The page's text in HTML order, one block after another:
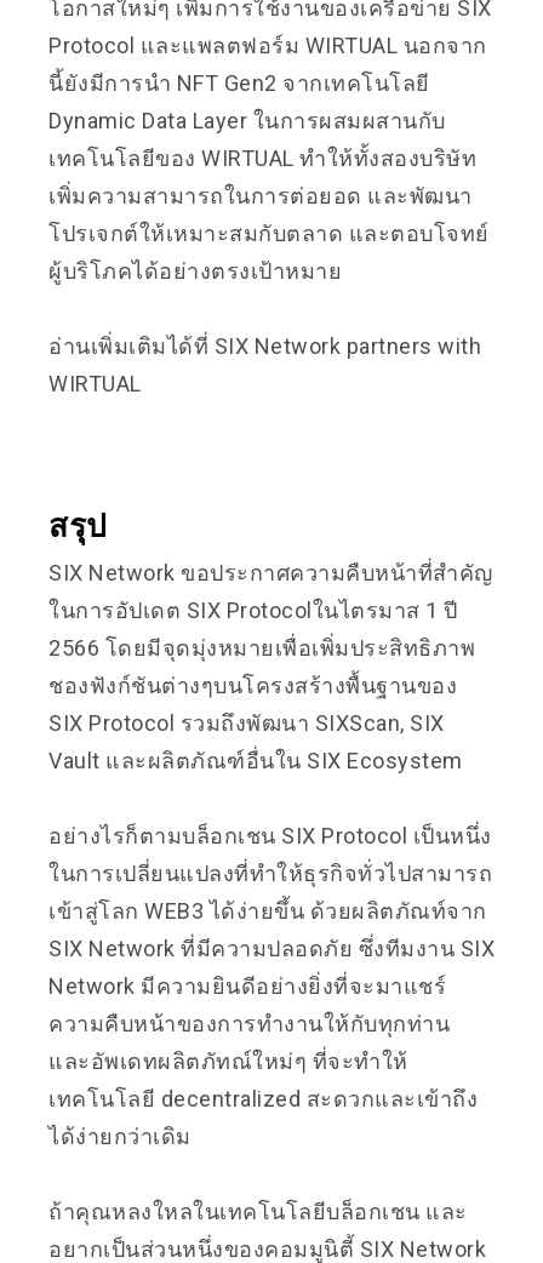
โอกาสใหม่ๆ เพิ่มการใช้งานของเครือข่าย SIX
Protocol และแพลตฟอร์ม WIRTUAL นอกจาก
นี้ยังมีการนำ NFT Gen2 จากเทคโนโลยี
Dynamic Data Layer ในการผสมผสานกับ
เทคโนโลยีของ WIRTUAL ทำให้ทั้งสองบริษัท
เพิ่มความสามารถในการต่อยอด และพัฒนา
โปรเจกต์ให้เหมาะสมกับตลาด และตอบโจทย์
ผู้บริโภคได้อย่างตรงเป้าหมาย
อ่านเพิ่มเติมได้ที่ SIX Network partners with
WIRTUAL
สรุป
SIX Network ขอประกาศความคืบหน้าที่สำคัญ
ในการอัปเดต SIX Protocolในไตรมาส 1 ปี
2566 โดยมีจุดมุ่งหมายเพื่อเพิ่มประสิทธิภาพ
ชองฟังก์ชันต่างๆบนโครงสร้างพื้นฐานของ
SIX Protocol รวมถึงพัฒนา SIXScan, SIX
Vault และผลิตภัณฑ์อื่นใน SIX Ecosystem
อย่างไรก็ตามบล็อกเชน SIX Protocol เป็นหนึ่ง
ในการเปลี่ยนแปลงที่ทำให้ธุรกิจทั่วไปสามารถ
เข้าสู่โลก WEB3 ได้ง่ายขึ้น ด้วยผลิตภัณท์จาก
SIX Network ที่มีความปลอดภัย ซึ่งทีมงาน SIX
Network มีความยินดีอย่างยิ่งที่จะมาแชร์
ความคืบหน้าของการทำงานให้กับทุกท่าน
และอัพเดทผลิตภัทณ์ใหม่ๆ ที่จะทำให้
เทคโนโลยี decentralized สะดวกและเข้าถึง
ได้ง่ายกว่าเดิม
ถ้าคุณหลงใหลในเทคโนโลยีบล็อกเชน และ
อยากเป็นส่วนหนึ่งของคอมมูนิตี้ SIX Network